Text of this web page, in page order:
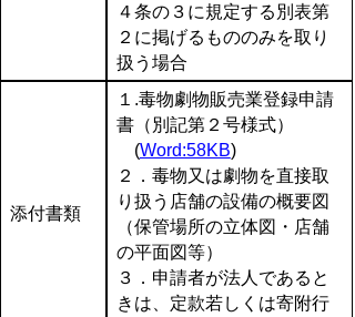
４条の３に規定する別表第
２に掲げるもののみを取り
扱う場合
添付書類
１.毒物劇物販売業登録申請
書（別記第２号様式）
(Word:58KB)
２．毒物又は劇物を直接取
り扱う店舗の設備の概要図
（保管場所の立体図・店舗
の平面図等）
３．申請者が法人であると
きは、定款若しくは寄附行